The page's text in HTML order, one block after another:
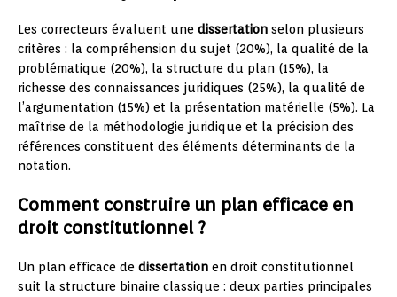
Les correcteurs évaluent une dissertation selon plusieurs
critères : la compréhension du sujet (20%), la qualité de la
problématique (20%), la structure du plan (15%), la
richesse des connaissances juridiques (25%), la qualité de
l’argumentation (15%) et la présentation matérielle (5%). La
maîtrise de la méthodologie juridique et la précision des
références constituent des éléments déterminants de la
notation.
Comment construire un plan efficace en
droit constitutionnel ?
Un plan efficace de dissertation en droit constitutionnel
suit la structure binaire classique : deux parties principales